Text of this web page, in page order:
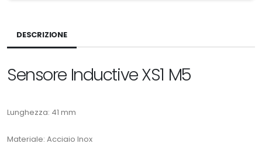
DESCRIZIONE
Sensore Inductive XS1 M5
Lunghezza: 41 mm
Materiale: Acciaio Inox